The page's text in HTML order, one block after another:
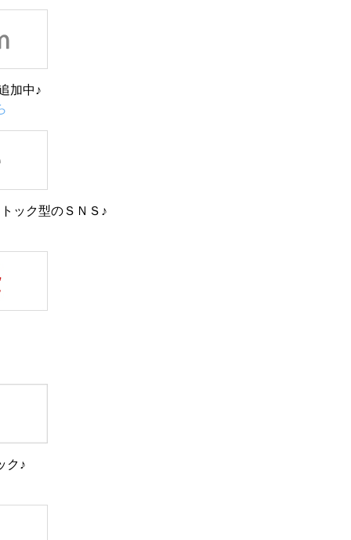
加中♪
ック型のＳＮＳ♪
ク♪